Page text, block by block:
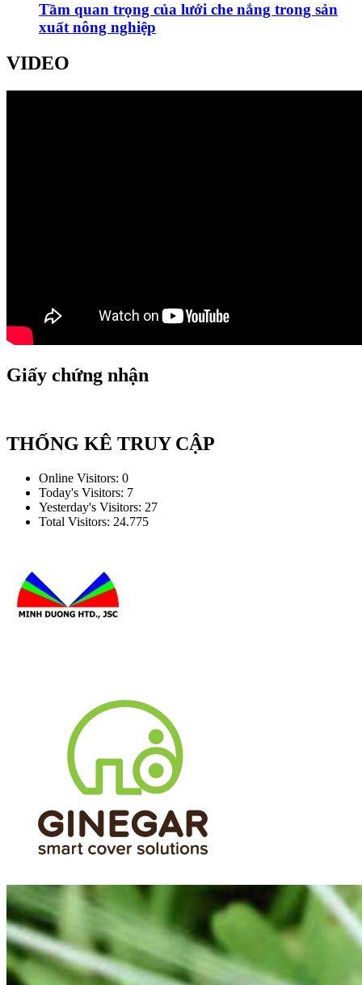
Tầm quan trọng của lưới che nắng trong sản
xuất nông nghiệp
VIDEO
Giấy chứng nhận
THỐNG KÊ TRUY CẬP
Online Visitors: 0
Today's Visitors: 7
Yesterday's Visitors: 27
Total Visitors: 24.775